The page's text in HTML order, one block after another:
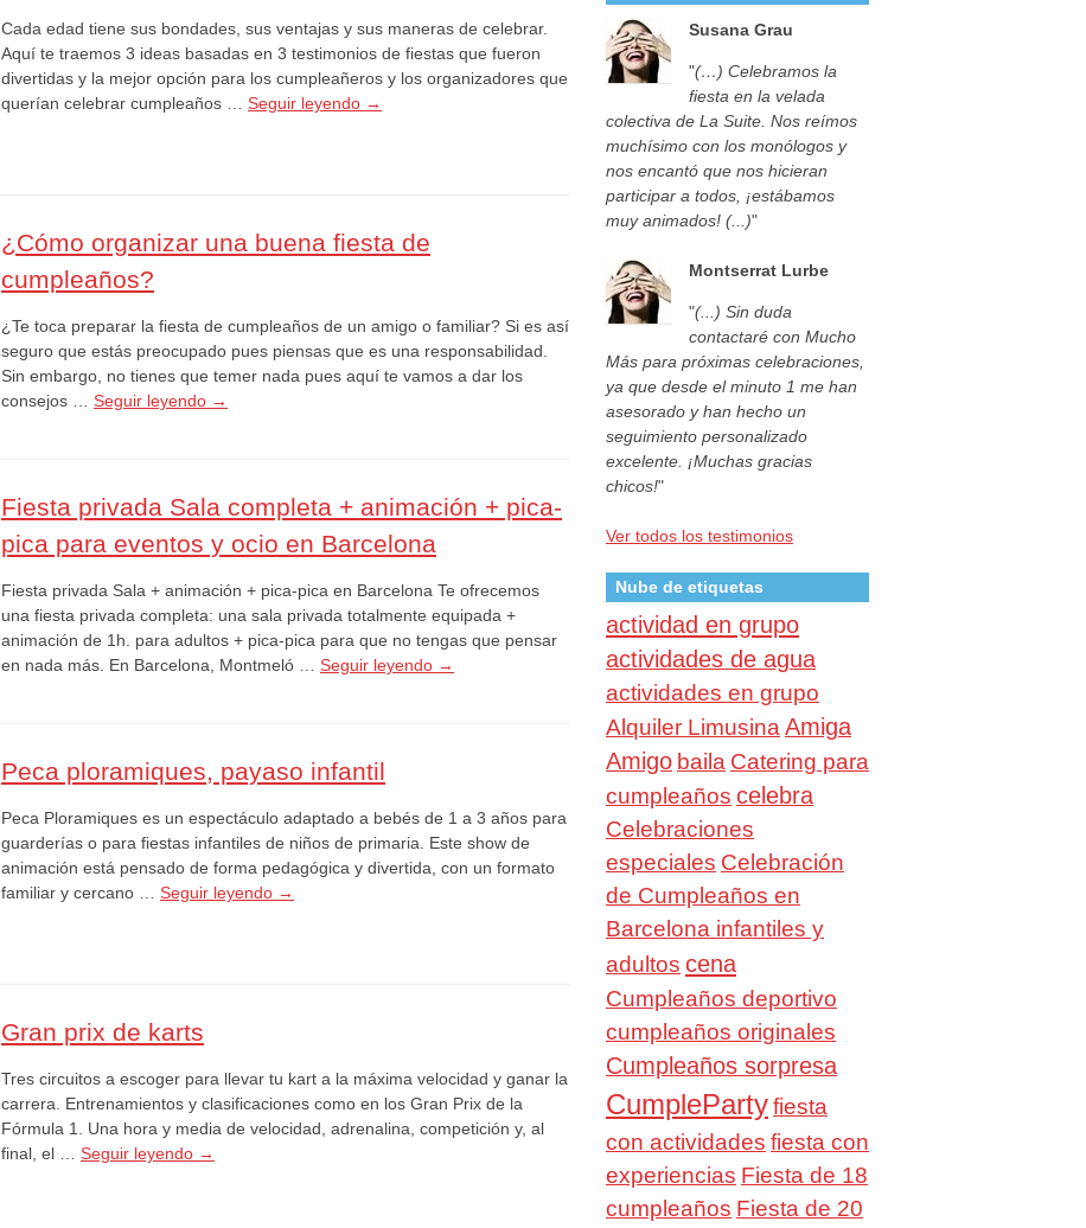
Cada edad tiene sus bondades, sus ventajas y sus maneras de celebrar.
Aquí te traemos 3 ideas basadas en 3 testimonios de fiestas que fueron
divertidas y la mejor opción para los cumpleañeros y los organizadores que
querían celebrar cumpleaños … Seguir leyendo →
¿Cómo organizar una buena fiesta de
cumpleaños?
¿Te toca preparar la fiesta de cumpleaños de un amigo o familiar? Si es así
seguro que estás preocupado pues piensas que es una responsabilidad.
Sin embargo, no tienes que temer nada pues aquí te vamos a dar los
consejos … Seguir leyendo →
Fiesta privada Sala completa + animación + pica-
pica para eventos y ocio en Barcelona
Fiesta privada Sala + animación + pica-pica en Barcelona Te ofrecemos
una fiesta privada completa: una sala privada totalmente equipada +
animación de 1h. para adultos + pica-pica para que no tengas que pensar
en nada más. En Barcelona, Montmeló … Seguir leyendo →
Peca ploramiques, payaso infantil
Peca Ploramiques es un espectáculo adaptado a bebés de 1 a 3 años para
guarderías o para fiestas infantiles de niños de primaria. Este show de
animación está pensado de forma pedagógica y divertida, con un formato
familiar y cercano … Seguir leyendo →
Gran prix de karts
Tres circuitos a escoger para llevar tu kart a la máxima velocidad y ganar la
carrera. Entrenamientos y clasificaciones como en los Gran Prix de la
Fórmula 1. Una hora y media de velocidad, adrenalina, competición y, al
final, el … Seguir leyendo →
Susana Grau
"(…) Celebramos la
fiesta en la velada
colectiva de La Suite. Nos reímos
muchísimo con los monólogos y
nos encantó que nos hicieran
participar a todos, ¡estábamos
muy animados! (...)"
Montserrat Lurbe
"(...) Sin duda
contactaré con Mucho
Más para próximas celebraciones,
ya que desde el minuto 1 me han
asesorado y han hecho un
seguimiento personalizado
excelente. ¡Muchas gracias
chicos!"
Ver todos los testimonios
Nube de etiquetas
actividad en grupo
actividades de agua
actividades en grupo
Alquiler Limusina Amiga
Amigo baila Catering para
cumpleaños celebra
Celebraciones
especiales Celebración
de Cumpleaños en
Barcelona infantiles y
adultos cena
Cumpleaños deportivo
cumpleaños originales
Cumpleaños sorpresa
CumplePartyfiesta
con actividades fiesta con
experiencias Fiesta de 18
cumpleaños Fiesta de 20